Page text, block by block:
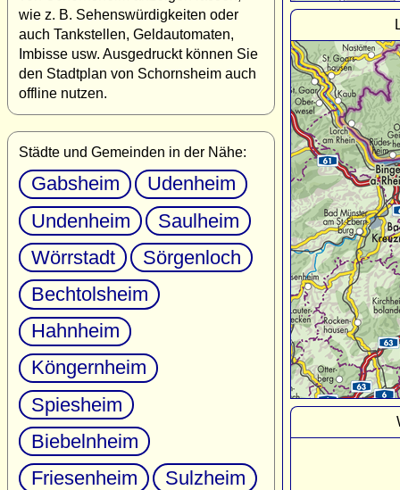
wie z. B. Sehenswürdigkeiten oder
auch Tankstellen, Geldautomaten,
Imbisse usw. Ausgedruckt können Sie
den Stadtplan von Schornsheim auch
offline nutzen.
Städte und Gemeinden in der Nähe:
Gabsheim
Udenheim
Undenheim
Saulheim
Wörrstadt
Sörgenloch
Bechtolsheim
Hahnheim
Köngernheim
Spiesheim
Biebelnheim
Friesenheim
Sulzheim